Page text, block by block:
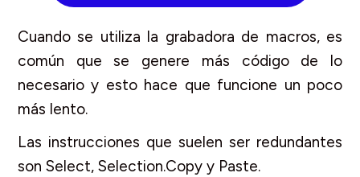
Cuando se utiliza la grabadora de macros, es
común que se genere más código de lo
necesario y esto hace que funcione un poco
más lento.
Las instrucciones que suelen ser redundantes
son Select, Selection.Copy y Paste.